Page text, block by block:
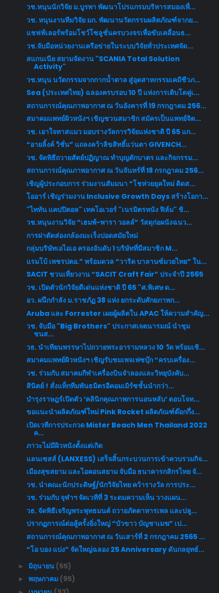
วช.หนุนนักวิจัย ม.บูรพา พัฒนาโปรแกรมบริหารสมองเพื่...
วช. หนุนงานทีมวิจัย มก. พัฒนานวัตกรรมผลิตภัณฑ์จากย...
แชฟฟ์เลอร์พร้อมโชว์โซลูชั่นครบวงจรเพื่อขับเคลื่อนธ...
วช.จับมือหน่วยงานเครือข่ายในระบบวิจัยทั่วประเทศจัด...
สแกนเนีย สยามจัดงาน "SCANIA Total Solution
Activity"
วช.หนุน นวัตกรรมจากกากน้ำตาล สู่อุตสาหกรรมเคมีชีวภ...
Sea (ประเทศไทย) ฉลองครบรอบ 10 ปี แห่งการเติบโตคู่เ...
สถานการณ์คุณภาพอากาศ ณ วันอังคารที่ 19 กรกฎาคม 256...
สมาคมแพทย์ผิวหนังฯ เชิญชวนสมาชิก สมัครเป็นแพทย์จิต...
วช. เอาใจทาสแมว มอบรางวัลการวิจัยแห่งชาติ ปี 65 แก...
“อายลิ้งค์ วิชั่น” แถลงคว้าลิขสิทธิ์แว่นตา GIVENCH...
วช. จัดพิธีถวายสัตย์ปฏิญาณ ทำบุญตักบาตร และกิจกรรม...
สถานการณ์คุณภาพอากาศ ณ วันจันทร์ที่ 18 กรกฎาคม 256...
เชิญผู้ประกอบการ ร่วมงานสัมมนา “โชห่วยยุคใหม่ ติดส...
โออาร์ เชิญร่วมงาน Inclusive Growth Days สร้างโอกา...
"ไททัน แคปปิตอล" เทคโอเวอร์ "เนรมิตรหนัง ฟิล์ม" ชิ...
วช.หนุนงานวิจัย “เฮมพ์-พารา วอลล์” วัสดุก่อผนังฉนว...
การผ่าตัดส่องกล้องมะเร็งปอดสมัยใหม่
กลุ่มบริษัทเอไอเอ ครองอันดับ 1 บริษัทที่มีสมาชิก M...
แรมโบ้ เพชรปตอ.” พร้อมดวล “วาริด บาลานซ์มวยไทย” ใน...
SACIT ชวนเที่ยวงาน “SACIT Craft Fair” ประจำปี 2565
วช. เปิดตัวนักวิจัยดีเด่นแห่งชาติ ปี 65 "ศ.พิเศษ ด...
อว.​ ผนึกกำลัง ม.ราชภัฏ​ 38​ แห่ง​ ยกระดับศักยภาพก...
Aruba และ Forrester เผยผู้ผลิตใน APAC ให้ความสำคัญ...
วช. จับมือ "Big Brothers" ประกาศเจตนารมณ์ นำชุม
ชนส...
วธ. นำเทียนพรรษาไปถวายพระอารามหลวง 10 วัด พร้อมเชิ...
สมาคมแพทย์ผิวหนังฯ เชิญรับชมเพจเฟซบุ๊ก “ครบเครื่อง...
วช. ร่วมกับ สมาคมกีฬาเครื่องบินจำลองและวิทยุบังคับ...
สินิตย์ ! สั่งแท็กทีมพันธมิตรอีคอมเมิร์ซชั้นนำกว่า...
บำรุงราษฎร์เปิดตัว ‘คลินิกคุณภาพการนอนหลับ’ ตอบโจท...
ขอแนะนำผลิตภัณฑ์ใหม่ Pink Rocket ผลิตภัณฑ์ต๊อกกึ่ง...
เปิดเวทีการประกวด Mister Beach Men Thailand 2022
ค...
ภาวะไม่มีผิวหนังตั้งแต่เกิด
แลนเซสส์ (LANXESS) เสร็จสิ้นกระบวนการเข้าควบรวมกิจ...
เมืองสุขสยาม และไอคอนสยาม จับมือ ธนาคารกสิกรไทย จั...
วช. นำคณะนักประดิษฐ์/นักวิจัยไทย คว้ารางวัล การประ...
วช. ร่วมกับ จุฬาฯ จัดเวทีที่ 3 ระดมความเห็น วางแผน...
วธ. จัดพิธีเจริญพระพุทธมนต์ ถวายภัตตาหารเพล และปลู...
ปรากฏการณ์ต่อสู้ครั้งยิ่งใหญ่ “บัวขาว บัญชาเมฆ” เป...
สถานการณ์คุณภาพอากาศ ณ วันเสาร์ที่ 2 กรกฎาคม 2565 ...
“โอ บอง แปง” จัดใหญ่ฉลอง 25 Anniversary ดันกลยุทธ์...
► มิถุนายน (55)
► พฤษภาคม (95)